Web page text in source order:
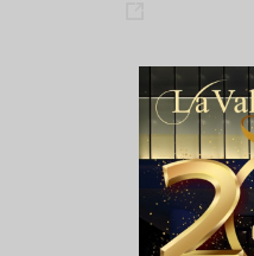
a
r
e